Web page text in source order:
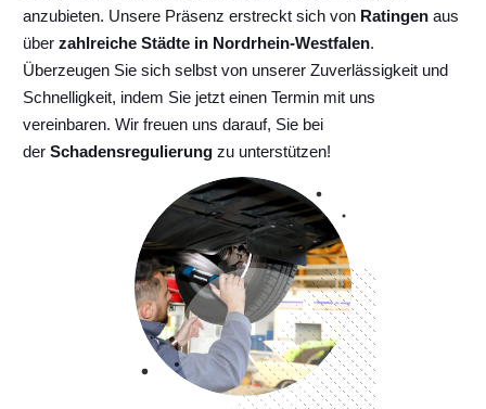
anzubieten. Unsere Präsenz erstreckt sich von Ratingen aus
über zahlreiche Städte in Nordrhein-Westfalen.
Überzeugen Sie sich selbst von unserer Zuverlässigkeit und
Schnelligkeit, indem Sie jetzt einen Termin mit uns
vereinbaren. Wir freuen uns darauf, Sie bei
der Schadensregulierung zu unterstützen!